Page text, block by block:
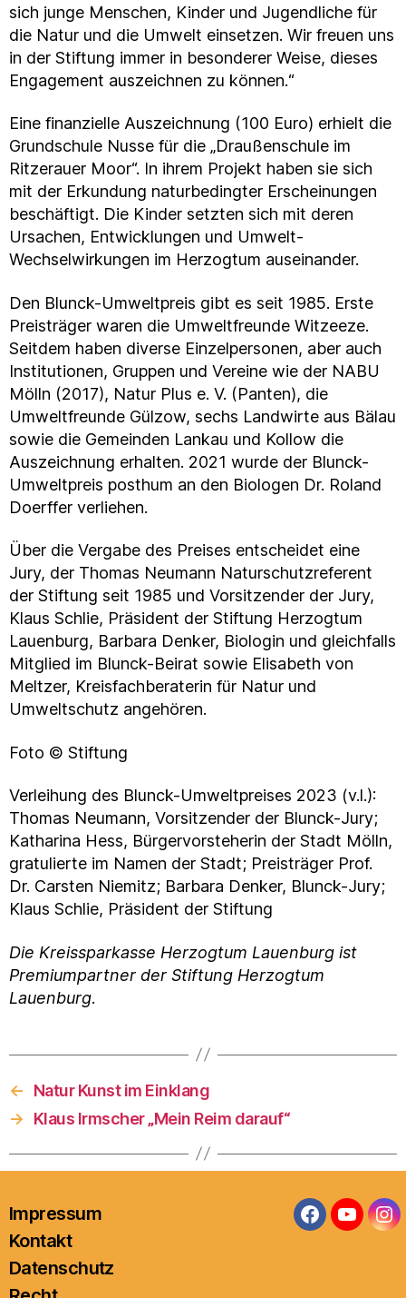
sich junge Menschen, Kinder und Jugendliche für
die Natur und die Umwelt einsetzen. Wir freuen uns
in der Stiftung immer in besonderer Weise, dieses
Engagement auszeichnen zu können.“
Eine finanzielle Auszeichnung (100 Euro) erhielt die
Grundschule Nusse für die „Draußenschule im
Ritzerauer Moor“. In ihrem Projekt haben sie sich
mit der Erkundung naturbedingter Erscheinungen
beschäftigt. Die Kinder setzten sich mit deren
Ursachen, Entwicklungen und Umwelt-
Wechselwirkungen im Herzogtum auseinander.
Den Blunck-Umweltpreis gibt es seit 1985. Erste
Preisträger waren die Umweltfreunde Witzeeze.
Seitdem haben diverse Einzelpersonen, aber auch
Institutionen, Gruppen und Vereine wie der NABU
Mölln (2017), Natur Plus e. V. (Panten), die
Umweltfreunde Gülzow, sechs Landwirte aus Bälau
sowie die Gemeinden Lankau und Kollow die
Auszeichnung erhalten. 2021 wurde der Blunck-
Umweltpreis posthum an den Biologen Dr. Roland
Doerffer verliehen.
Über die Vergabe des Preises entscheidet eine
Jury, der Thomas Neumann Naturschutzreferent
der Stiftung seit 1985 und Vorsitzender der Jury,
Klaus Schlie, Präsident der Stiftung Herzogtum
Lauenburg, Barbara Denker, Biologin und gleichfalls
Mitglied im Blunck-Beirat sowie Elisabeth von
Meltzer, Kreisfachberaterin für Natur und
Umweltschutz angehören.
Foto © Stiftung
Verleihung des Blunck-Umweltpreises 2023 (v.l.):
Thomas Neumann, Vorsitzender der Blunck-Jury;
Katharina Hess, Bürgervorsteherin der Stadt Mölln,
gratulierte im Namen der Stadt; Preisträger Prof.
Dr. Carsten Niemitz; Barbara Denker, Blunck-Jury;
Klaus Schlie, Präsident der Stiftung
Die Kreissparkasse Herzogtum Lauenburg ist
Premiumpartner der Stiftung Herzogtum
Lauenburg.
←
Natur Kunst im Einklang
→
Klaus Irmscher „Mein Reim darauf“
Impressum
Kontakt
Datenschutz
Facebook